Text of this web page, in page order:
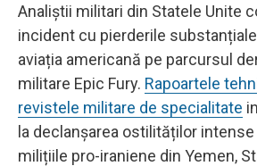
Analiștii militari din Statele Unite
incident cu pierderile
aviația americană pe parcursul
militare Epic Fury. Rapoartele
revistele militare de specialitate
la declanșarea ostilităților intense
milițiile pro-iraniene din Yemen,